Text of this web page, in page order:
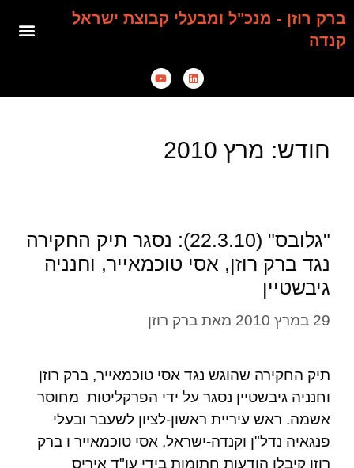
ברק רוזן - מנכ"ל ומבעלי קבוצת ישראל
קנדה
חודש: מרץ 2010
"גלובס" (22.3.10): נסגר תיק החקירה
נגד ברק רוזן, אסי טוכמאייר, וחנניה
גיבשטיין
29 במרץ 2010 מאת ברק רוזן
תיק החקירה שהוגש נגד אסי טוכמאייר, ברק רוזן
וחנניה גיבשטיין נסגר על ידי הפרקליטות מחוסר
אשמה. ראש עיריית ראשון-לציון לשעבר ובעלי
פנגאיה נדל"ן וקנדה-ישראל, אסי טוכמאייר ו ברק
רוזן קיבלו הודעות חתומות בידי עו"ד איריס